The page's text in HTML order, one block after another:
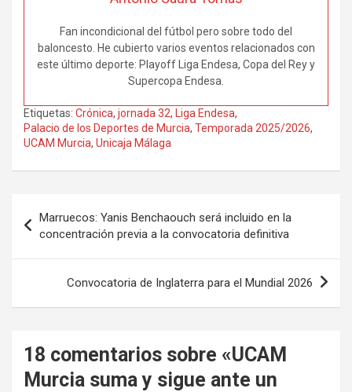
Fan incondicional del fútbol pero sobre todo del
baloncesto. He cubierto varios eventos relacionados con
este último deporte: Playoff Liga Endesa, Copa del Rey y
Supercopa Endesa.
Etiquetas: Crónica, jornada 32, Liga Endesa,
Palacio de los Deportes de Murcia, Temporada 2025/2026,
UCAM Murcia, Unicaja Málaga
de
entradas
Marruecos: Yanis Benchaouch será incluido en la
concentración previa a la convocatoria definitiva
Convocatoria de Inglaterra para el Mundial 2026
18 comentarios sobre «UCAM
Murcia suma y sigue ante un